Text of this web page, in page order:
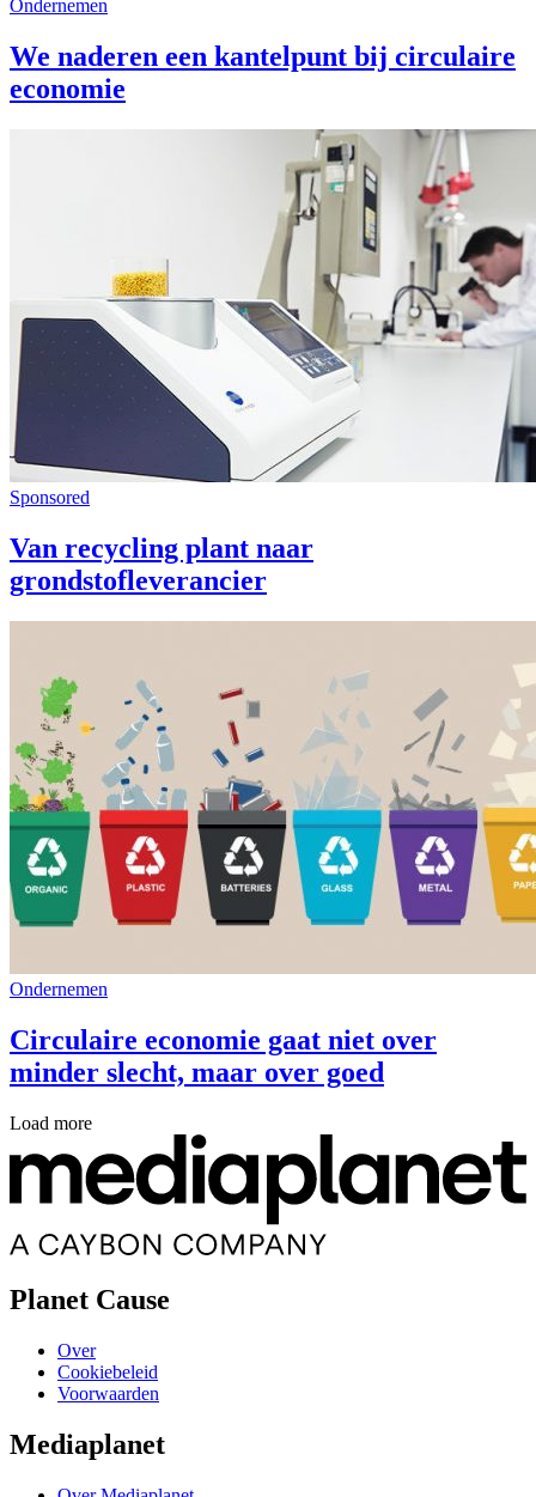
Ondernemen
We naderen een kantelpunt bij circulaire
economie
Sponsored
Van recycling plant naar
grondstofleverancier
Ondernemen
Circulaire economie gaat niet over
minder slecht, maar over goed
Load more
Planet Cause
Over
Cookiebeleid
Voorwaarden
Mediaplanet